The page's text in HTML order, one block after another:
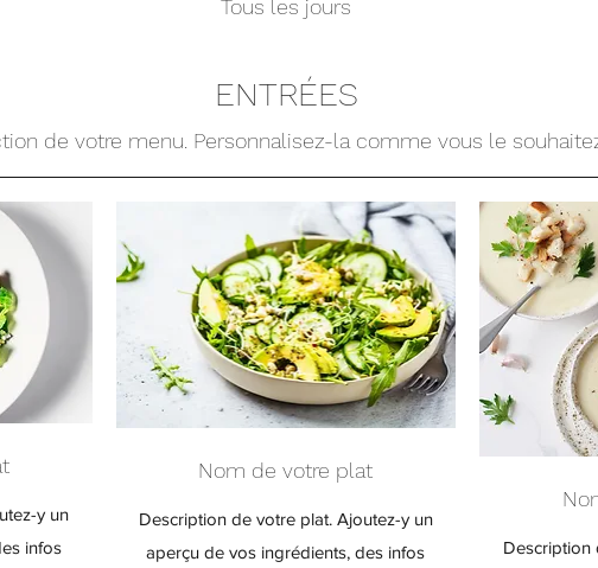
Tous les jours
ENTRÉES
de votre menu. Personnalisez-la comme vous le
y un
infos
Nom de votre plat
Description de votre plat. Ajoutez-y un
aperçu de vos ingrédients, des infos
Description